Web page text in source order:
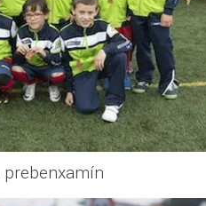
prebenxamín